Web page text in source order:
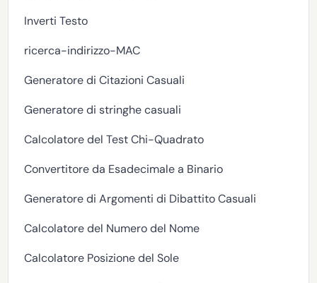
Inverti Testo
ricerca-indirizzo-MAC
Generatore di Citazioni Casuali
Generatore di stringhe casuali
Calcolatore del Test Chi-Quadrato
Convertitore da Esadecimale a Binario
Generatore di Argomenti di Dibattito Casuali
Calcolatore del Numero del Nome
Calcolatore Posizione del Sole